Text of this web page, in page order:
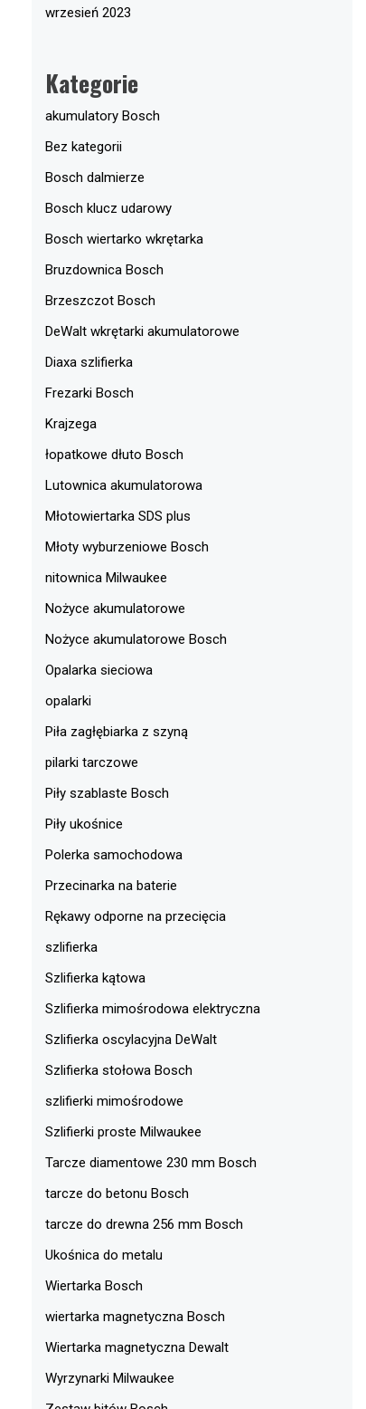
wrzesień 2023
Kategorie
akumulatory Bosch
Bez kategorii
Bosch dalmierze
Bosch klucz udarowy
Bosch wiertarko wkrętarka
Bruzdownica Bosch
Brzeszczot Bosch
DeWalt wkrętarki akumulatorowe
Diaxa szlifierka
Frezarki Bosch
Krajzega
łopatkowe dłuto Bosch
Lutownica akumulatorowa
Młotowiertarka SDS plus
Młoty wyburzeniowe Bosch
nitownica Milwaukee
Nożyce akumulatorowe
Nożyce akumulatorowe Bosch
Opalarka sieciowa
opalarki
Piła zagłębiarka z szyną
pilarki tarczowe
Piły szablaste Bosch
Piły ukośnice
Polerka samochodowa
Przecinarka na baterie
Rękawy odporne na przecięcia
szlifierka
Szlifierka kątowa
Szlifierka mimośrodowa elektryczna
Szlifierka oscylacyjna DeWalt
Szlifierka stołowa Bosch
szlifierki mimośrodowe
Szlifierki proste Milwaukee
Tarcze diamentowe 230 mm Bosch
tarcze do betonu Bosch
tarcze do drewna 256 mm Bosch
Ukośnica do metalu
Wiertarka Bosch
wiertarka magnetyczna Bosch
Wiertarka magnetyczna Dewalt
Wyrzynarki Milwaukee